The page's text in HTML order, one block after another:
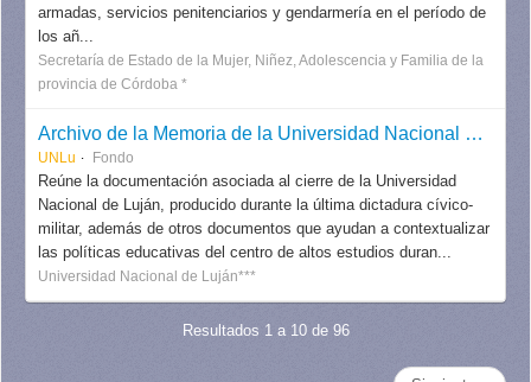
armadas, servicios penitenciarios y gendarmería en el período de
los añ...
Secretaría de Estado de la Mujer, Niñez, Adolescencia y Familia de la
provincia de Córdoba *
Archivo de la Memoria de la Universidad Nacional de Luján (UNLu)
UNLu Fondo
Reúne la documentación asociada al cierre de la Universidad
Nacional de Luján, producido durante la última dictadura cívico-
militar, además de otros documentos que ayudan a contextualizar
las políticas educativas del centro de altos estudios duran...
Universidad Nacional de Luján***
Resultados 1 a 10 de 96